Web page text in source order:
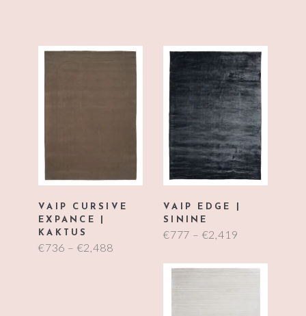
VAIP CURSIVE
EXPANCE |
KAKTUS
€736 – €2,488
VAIP EDGE |
SININE
€777 – €2,419